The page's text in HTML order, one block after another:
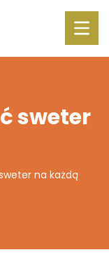
sweter
na każdą